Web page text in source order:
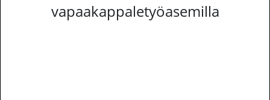
vapaakappaletyöasemilla